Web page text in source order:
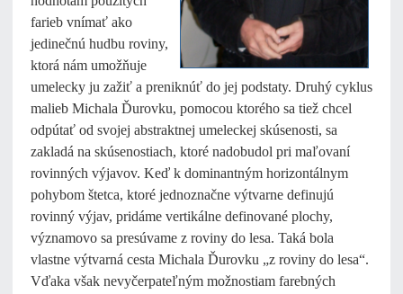
farieb vnímať ako
jedinečnú hudbu roviny,
ktorá nám umožňuje
umelecky ju zažiť a preniknúť do jej podstaty. Druhý cyklus
malieb Michala Ďurovku, pomocou ktorého sa tiež chcel
odpútať od svojej abstraktnej umeleckej skúsenosti, sa
zakladá na skúsenostiach, ktoré nadobudol pri maľovaní
rovinných výjavov. Keď k dominantným horizontálnym
pohybom štetca, ktoré jednoznačne výtvarne definujú
rovinný výjav, pridáme vertikálne definované plochy,
významovo sa presúvame z roviny do lesa. Taká bola
vlastne výtvarná cesta Michala Ďurovku „z roviny do lesa“.
Vďaka však nevyčerpateľným možnostiam farebných